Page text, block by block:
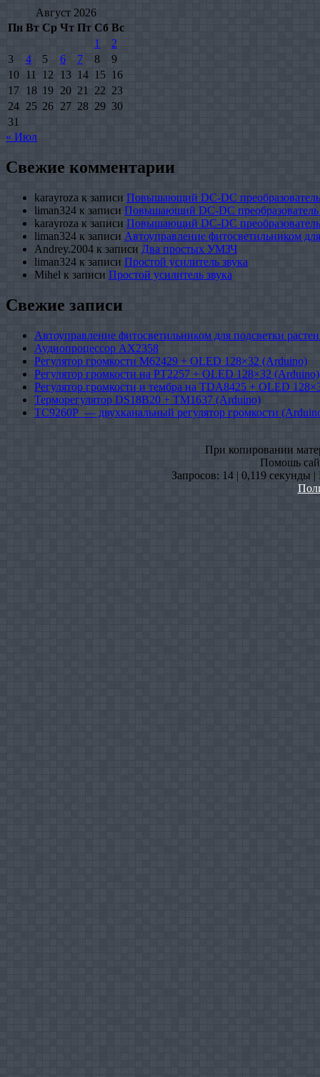
Август 2026
Пн Вт Ср Чт Пт Сб Вс
1
2
3
4 5 6 7 8
9
10 11 12 13 14 15 16
17 18 19 20 21 22 23
24 25 26 27 28 29 30
31
« Июл
Свежие комментарии
karayroza к записи Повышающий DC-DC
liman324 к записи Повышающий DC-DC
karayroza к записи Повышающий DC-DC
liman324 к записи Автоуправление фитосветильником
Andrey.2004 к записи Два простых УМЗЧ
liman324 к записи Простой усилитель звука
Mihel к записи Простой усилитель звука
Свежие записи
Автоуправление фитосветильником для подсветки
Аудиопроцессор AX2358
Регулятор громкости M62429 + OLED 128×32 (Arduino)
Регулятор громкости на PT2257 + OLED 128×32 (Arduino)
Регулятор громкости и тембра на TDA8425 + OLED
Терморегулятор DS18B20 + TM1637 (Arduino)
TC9260P — двухканальный регулятор громкости
При копировании
Помошь
Запросов: 14 | 0,119 секунды